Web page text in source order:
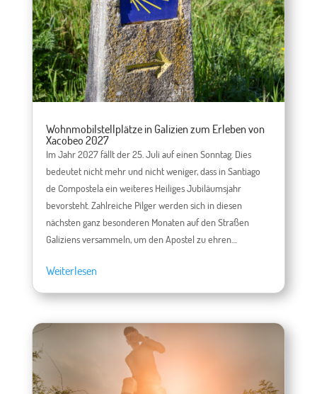
Wohnmobilstellplätze in Galizien zum Erleben von
Xacobeo 2027
Im Jahr 2027 fällt der 25. Juli auf einen Sonntag. Dies
bedeutet nicht mehr und nicht weniger, dass in Santiago
de Compostela ein weiteres Heiliges Jubiläumsjahr
bevorsteht. Zahlreiche Pilger werden sich in diesen
nächsten ganz besonderen Monaten auf den Straßen
Galiziens versammeln, um den Apostel zu ehren....
Weiterlesen